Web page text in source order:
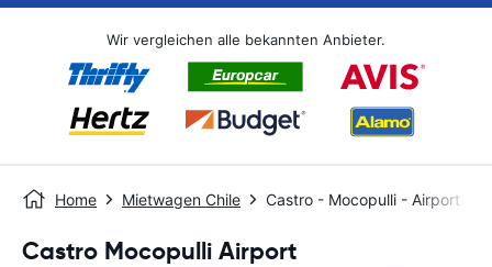
Wir vergleichen alle bekannten Anbieter.
Home Mietwagen Chile Castro - Mocopulli - Airport
Castro Mocopulli Airport